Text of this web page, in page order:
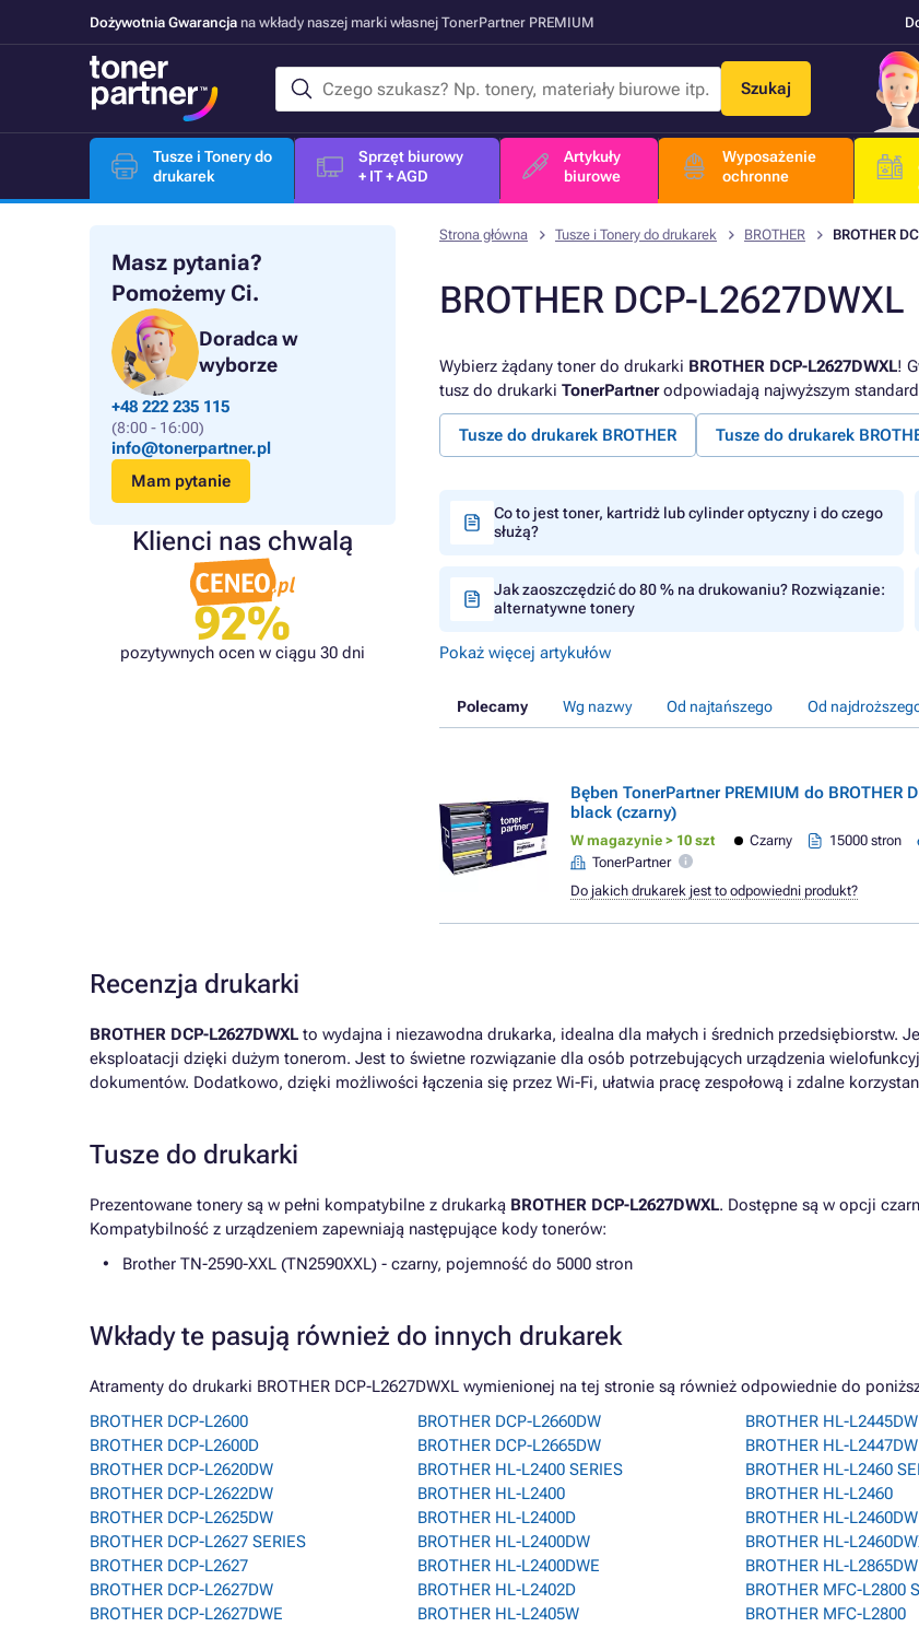
Dożywotnia Gwarancja na wkłady naszej marki własnej TonerPartner PREMIUM
Szukaj
Tusze i Tonery do
drukarek
Sprzęt biurowy
+ IT + AGD
Artykuły
biurowe
Wyposażenie
ochronne
Masz pytania?
Pomożemy Ci.
Doradca w
wyborze
+48 222 235 115
(8:00 - 16:00)
info@tonerpartner.pl
Mam pytanie
Klienci nas chwalą
92%
pozytywnych ocen w ciągu 30 dni
Strona główna Tusze i Tonery do drukarek BROTHER BROTHER
BROTHER DCP-L2627DWXL
Wybierz żądany toner do drukarki BROTHER DCP-L2627DWXL!
tusz do drukarki TonerPartnerodpowiadają najwyższym
Tusze do drukarek BROTHER Tusze do drukarek
Co to jest toner, kartridż lub cylinder optyczny i do czego
służą?
Jak zaoszczędzić do 80 % na drukowaniu? Rozwiązanie:
alternatywne tonery
Pokaż więcej artykułów
Polecamy Wg nazwy Od najtańszego Od
Bęben TonerPartner PREMIUM do BROTHER
black (czarny)
W magazynie > 10 szt Czarny 15000 stron
TonerPartner
Do jakich drukarek jest to odpowiedni produkt?
Recenzja drukarki
BROTHER DCP-L2627DWXL to wydajna i niezawodna drukarka, idealna dla małych i średnich przedsiębiorstw.
eksploatacji dzięki dużym tonerom. Jest to świetne rozwiązanie dla osób potrzebujących urządzenia
dokumentów. Dodatkowo, dzięki możliwości łączenia się przez Wi-Fi, ułatwia pracę zespołową i zdalne
Tusze do drukarki
Prezentowane tonery są w pełni kompatybilne z drukarką BROTHER DCP-L2627DWXL. Dostępne są w opcji
Kompatybilność z urządzeniem zapewniają następujące kody tonerów:
Brother TN-2590-XXL (TN2590XXL) - czarny, pojemność do 5000 stron
Wkłady te pasują również do innych drukarek
Atramenty do drukarki BROTHER DCP-L2627DWXL wymienionej na tej stronie są również odpowiednie do
BROTHER DCP-L2600
BROTHER DCP-L2600D
BROTHER DCP-L2620DW
BROTHER DCP-L2622DW
BROTHER DCP-L2625DW
BROTHER DCP-L2627 SERIES
BROTHER DCP-L2627
BROTHER DCP-L2627DW
BROTHER DCP-L2627DWE
BROTHER DCP-L2660DW
BROTHER DCP-L2665DW
BROTHER HL-L2400 SERIES
BROTHER HL-L2400
BROTHER HL-L2400D
BROTHER HL-L2400DW
BROTHER HL-L2400DWE
BROTHER HL-L2402D
BROTHER HL-L2405W
BROTHER HL-L2445DW
BROTHER HL-L2447DW
BROTHER HL-L2460
BROTHER HL-L2460
BROTHER HL-L2460DW
BROTHER HL-
BROTHER HL-L2865DW
BROTHER MFC-L2800
BROTHER MFC-L2800